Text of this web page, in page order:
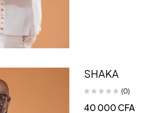
SHAKA
(0)
40 000 CFA